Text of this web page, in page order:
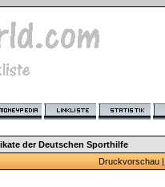
der Deutschen Sporthilfe
Druckvorschau|